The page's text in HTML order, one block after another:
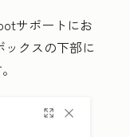
サポートにお
クスの下部に